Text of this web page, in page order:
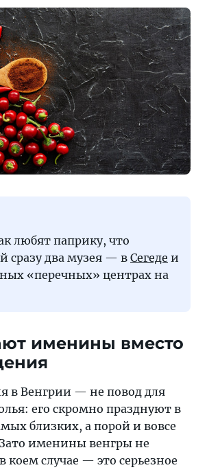
любят паприку, что
сразу два музея — в Сегеде и
«перечных» центрах на
именины вместо
в Венгрии — не повод для
его скромно празднуют в
близких, а порой и вовсе
именины венгры не
коем случае — это серьезное